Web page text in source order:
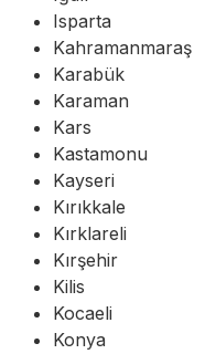
Isparta
Kahramanmaraş
Karabük
Karaman
Kars
Kastamonu
Kayseri
Kırıkkale
Kırklareli
Kırşehir
Kilis
Kocaeli
Konya